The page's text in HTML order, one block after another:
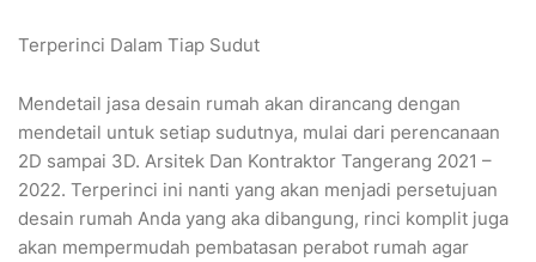
Terperinci Dalam Tiap Sudut
Mendetail jasa desain rumah akan dirancang dengan
mendetail untuk setiap sudutnya, mulai dari perencanaan
2D sampai 3D. Arsitek Dan Kontraktor Tangerang 2021 –
2022. Terperinci ini nanti yang akan menjadi persetujuan
desain rumah Anda yang aka dibangung, rinci komplit juga
akan mempermudah pembatasan perabot rumah agar